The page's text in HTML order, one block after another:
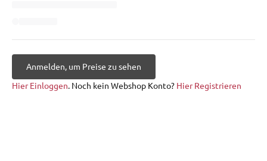
Anmelden, um Preise zu sehen
Hier Einloggen. Noch kein Webshop Konto? Hier Registrieren